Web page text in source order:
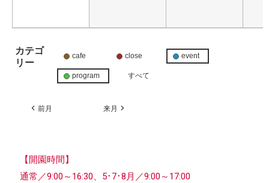
カテゴ
リー
cafe close event
program すべて
前月 来月
【開園時間】
通常／9:00～16:30、5･7･8月／9:00～17:00